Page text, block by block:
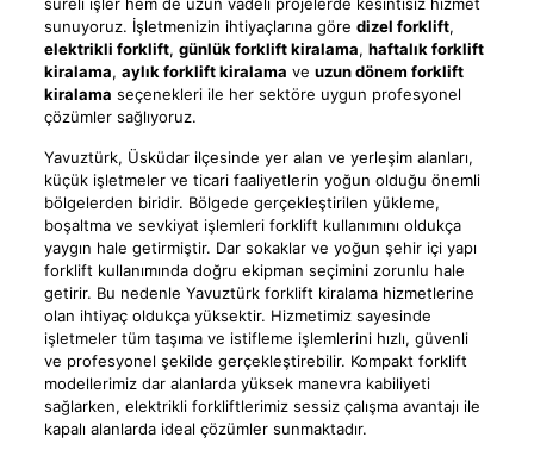
süreli işler hem de uzun vadeli projelerde kesintisiz hizmet
sunuyoruz. İşletmenizin ihtiyaçlarına göre dizel forklift,
elektrikli forklift, günlük forklift kiralama, haftalık forklift
kiralama, aylık forklift kiralama ve uzun dönem forklift
kiralama seçenekleri ile her sektöre uygun profesyonel
çözümler sağlıyoruz.
Yavuztürk, Üsküdar ilçesinde yer alan ve yerleşim alanları,
küçük işletmeler ve ticari faaliyetlerin yoğun olduğu önemli
bölgelerden biridir. Bölgede gerçekleştirilen yükleme,
boşaltma ve sevkiyat işlemleri forklift kullanımını oldukça
yaygın hale getirmiştir. Dar sokaklar ve yoğun şehir içi yapı
forklift kullanımında doğru ekipman seçimini zorunlu hale
getirir. Bu nedenle Yavuztürk forklift kiralama hizmetlerine
olan ihtiyaç oldukça yüksektir. Hizmetimiz sayesinde
işletmeler tüm taşıma ve istifleme işlemlerini hızlı, güvenli
ve profesyonel şekilde gerçekleştirebilir. Kompakt forklift
modellerimiz dar alanlarda yüksek manevra kabiliyeti
sağlarken, elektrikli forkliftlerimiz sessiz çalışma avantajı ile
kapalı alanlarda ideal çözümler sunmaktadır.